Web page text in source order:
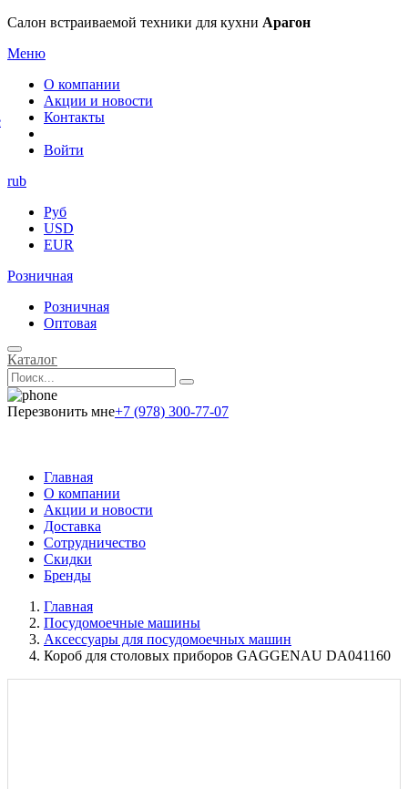
Салон встраиваемой техники для кухни Арагон
Меню
О компании
Акции и новости
Контакты
Войти
rub
Руб
USD
EUR
Розничная
Розничная
Оптовая
Каталог
Перезвонить мне+7 (978) 300-77-07
Главная
О компании
Акции и новости
Доставка
Сотрудничество
Скидки
Бренды
Главная
Посудомоечные машины
Аксессуары для посудомоечных машин
Короб для столовых приборов GAGGENAU DA041160